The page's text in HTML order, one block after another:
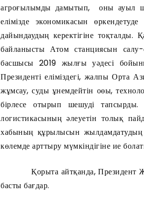
агроғылымды дамытып, оны ауыл
елімізде экономикасын
дайындаудың керектігіне тоқталды.
байланысты Атом станциясын
басшысы 2019 жылғы уәдесі
Президенті еліміздегі, жалпы Орта
жұмсау, суды ұнемдейтін оөы,
бірлесе отырып шешуді
логистикасының әлеуетін толық
хабының құрылысын жылдамдатудың
көлемде арттыру мүмкіндігіне ие
Қорыта айтқанда, Президент
басты бағдар.